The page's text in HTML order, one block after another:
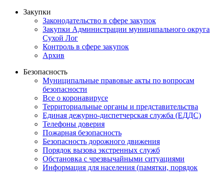
Закупки
Законодательство в сфере закупок
Закупки Администрации муниципального округа
Сухой Лог
Контроль в сфере закупок
Архив
Безопасность
Муниципальные правовые акты по вопросам
безопасности
Все о коронавирусе
Территориальные органы и представительства
Единая дежурно-диспетчерская служба (ЕДДС)
Телефоны доверия
Пожарная безопасность
Безопасность дорожного движения
Порядок вызова экстренных служб
Обстановка с чрезвычайными ситуациями
Информация для населения (памятки, порядок